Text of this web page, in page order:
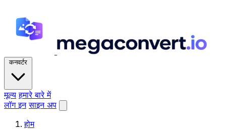
कनवर्टर
मूल्य हमारे बारे में
लॉग इन साइन अप
होम